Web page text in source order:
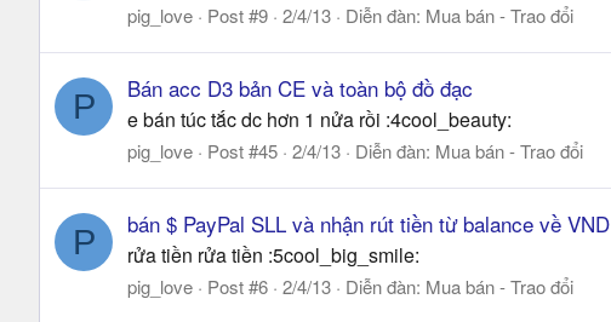
pig_love Post #9 2/4/13 Diễn đàn: Mua bán - Trao đổi
P Bán acc D3 bản CE và toàn bộ đồ đạc
e bán túc tắc dc hơn 1 nửa rồi :4cool_beauty:
pig_love Post #45 2/4/13 Diễn đàn: Mua bán - Trao đổi
P bán $ PayPal SLL và nhận rút tiền từ balance về VND
rửa tiền rửa tiền :5cool_big_smile:
pig_love Post #6 2/4/13 Diễn đàn: Mua bán - Trao đổi